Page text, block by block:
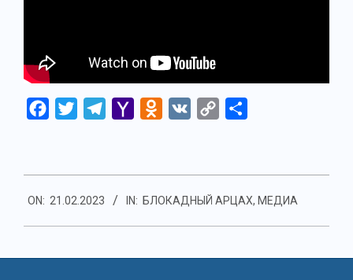
Facebook
Twitter Telegram
Yahoo
Odnoklassniki
VK
Copy
02-
21
ON: 21.02.2023 IN: БЛОКАДНЫЙ АРЦАХ, МЕДИА